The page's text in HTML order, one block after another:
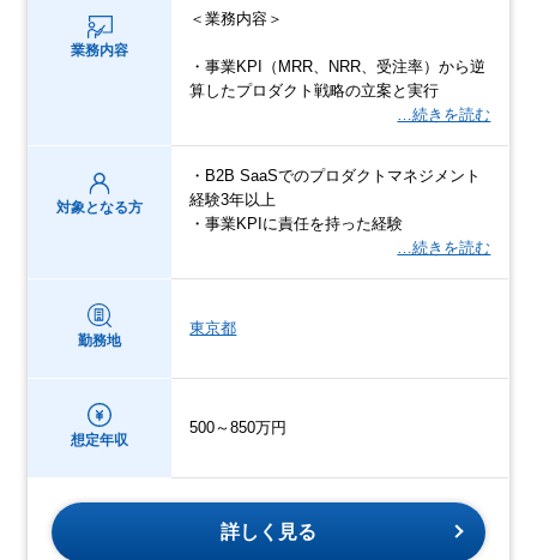
業務内容
＜業務内容＞
・事業KPI（MRR、NRR、受注率）から逆
算したプロダクト戦略の立案と実行
…続きを読む
対象となる方
・B2B SaaSでのプロダクトマネジメント
経験3年以上
・事業KPIに責任を持った経験
…続きを読む
勤務地
東京都
想定年収
500～850万円
詳しく見る